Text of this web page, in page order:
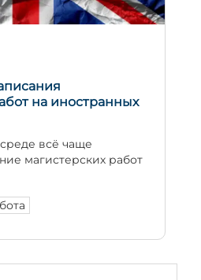
на иностранных
всё чаще
магистерских работ